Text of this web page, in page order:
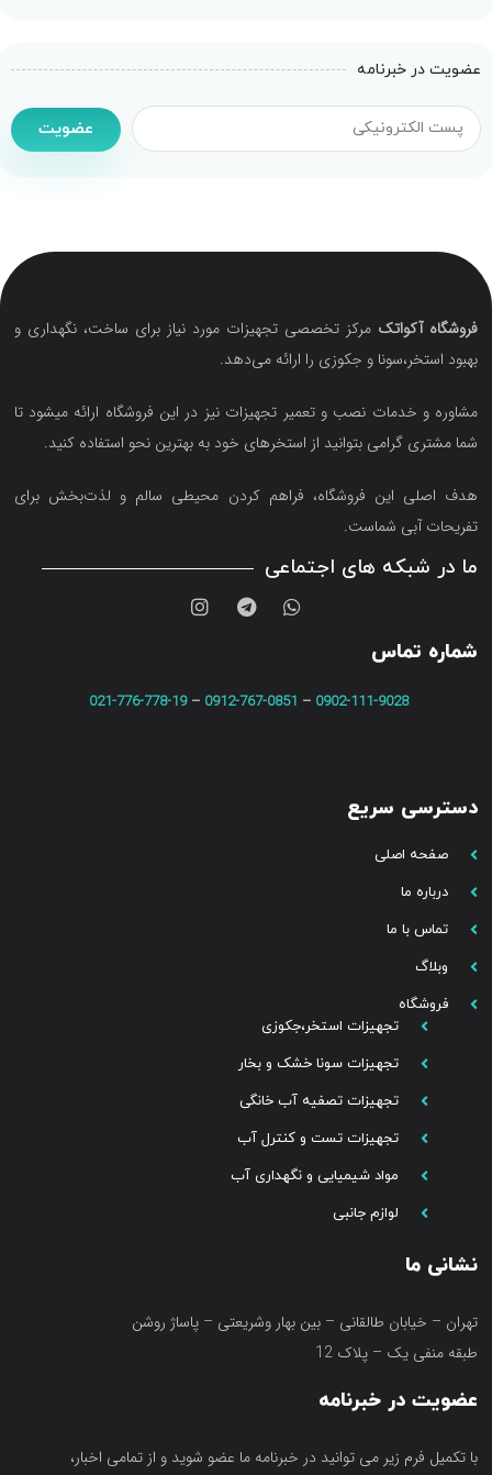
عضویت در خبرنامه
عضویت
فروشگاه آکواتک مرکز تخصصی تجهیزات مورد نیاز برای ساخت، نگهداری و
بهبود استخر،سونا و جکوزی را ارائه می‌دهد.
مشاوره و خدمات نصب و تعمیر تجهیزات نیز در این فروشگاه ارائه میشود تا
شما مشتری گرامی بتوانید از استخرهای خود به بهترین نحو استفاده کنید.
هدف اصلی این فروشگاه‌، فراهم کردن محیطی سالم و لذت‌بخش برای
تفریحات آبی شماست.
ما در شبکه های اجتماعی
شماره تماس
0902-111-9028
–
0912-767-0851
–
021-776-778-19
دسترسی سریع
صفحه اصلی
درباره ما
تماس با ما
وبلاگ
فروشگاه
تجهیزات استخر،جکوزی
تجهیزات سونا خشک و بخار
تجهیزات تصفیه آب خانگی
تجهیزات تست و کنترل آب
مواد شیمیایی و نگهداری آب
لوازم جانبی
نشانی ما
تهران – خیابان طالقانی – بین بهار وشریعتی – پاساژ روشن
طبقه منفی یک – پلاک 12
عضویت در خبرنامه
با تکمیل فرم زیر می توانید در خبرنامه ما عضو شوید و از تمامی اخبار،